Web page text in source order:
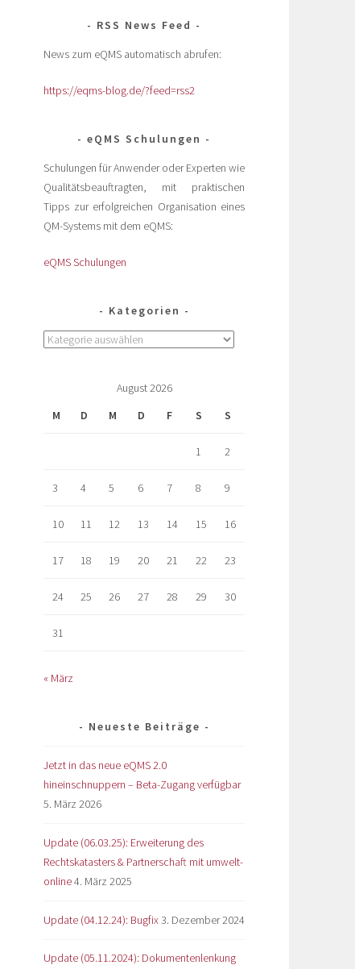
RSS News Feed
News zum eQMS automatisch abrufen:
https://eqms-blog.de/?feed=rss2
eQMS Schulungen
Schulungen für Anwender oder Experten wie
Qualitätsbeauftragten, mit praktischen
Tipps zur erfolgreichen Organisation eines
QM-Systems mit dem eQMS:
eQMS Schulungen
Kategorien
August 2026
M
D M D F S S
1 2
3 4 5 6 7 8 9
10 11 12 13 14 15 16
17 18 19 20 21 22 23
24 25 26 27 28 29 30
31
« März
Neueste Beiträge
Jetzt in das neue eQMS 2.0
hineinschnuppern – Beta-Zugang verfügbar
5. März 2026
Update (06.03.25): Erweiterung des
Rechtskatasters & Partnerschaft mit umwelt-
online4. März 2025
Update (04.12.24): Bugfix 3. Dezember 2024
Update (05.11.2024): Dokumentenlenkung